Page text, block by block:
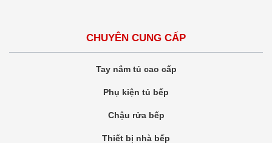
CHUYÊN CUNG CẤP
Tay nắm tủ cao cấp
Phụ kiện tủ bếp
Chậu rửa bếp
Thiết bị nhà bếp